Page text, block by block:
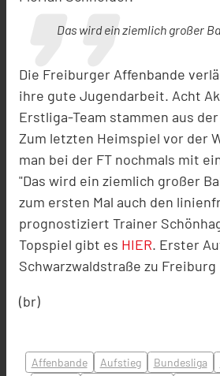
Das wird ein ziemlich großer
Die Freiburger Affenbande
ihre gute Jugendarbeit. Acht
Erstliga-Team stammen aus
Zum letzten Heimspiel vor der
man bei der FT nochmals mit
"Das wird ein ziemlich großer
zum ersten Mal auch den
prognostiziert Trainer
Topspiel gibt es HIER. Erster
Schwarzwaldstraße zu
(br)
Affenbande Aufstieg Bundesliga